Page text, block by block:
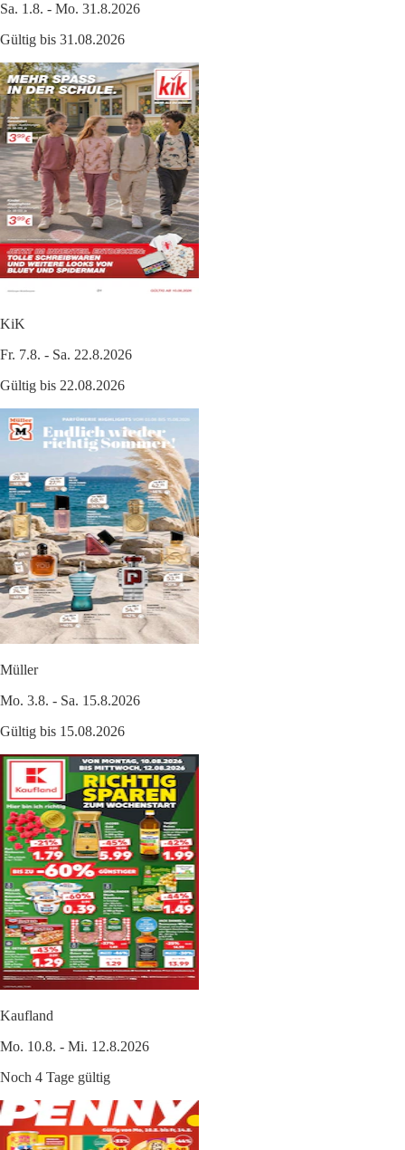
Sa. 1.8. - Mo. 31.8.2026
Gültig bis 31.08.2026
KiK
Fr. 7.8. - Sa. 22.8.2026
Gültig bis 22.08.2026
Müller
Mo. 3.8. - Sa. 15.8.2026
Gültig bis 15.08.2026
Kaufland
Mo. 10.8. - Mi. 12.8.2026
Noch 4 Tage gültig